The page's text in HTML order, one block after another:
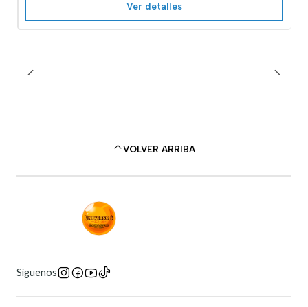
Ver detalles
VOLVER ARRIBA
Síguenos